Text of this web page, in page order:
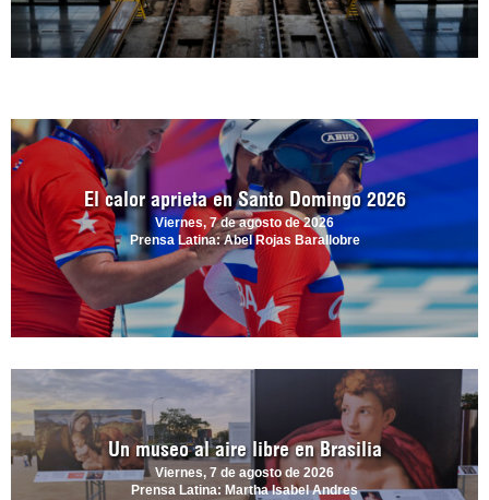
El calor aprieta en Santo Domingo 2026
Viernes, 7 de agosto de 2026
Prensa Latina: Abel Rojas Barallobre
Un museo al aire libre en Brasilia
Viernes, 7 de agosto de 2026
Prensa Latina: Martha Isabel Andres